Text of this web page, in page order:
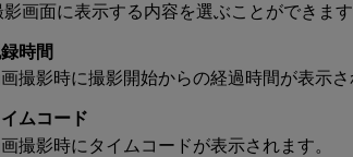
画面に表示する内容を選ぶことができます
時間
撮影時に撮影開始からの経過時間が表示さ
ムコード
撮影時にタイムコードが表示されます。